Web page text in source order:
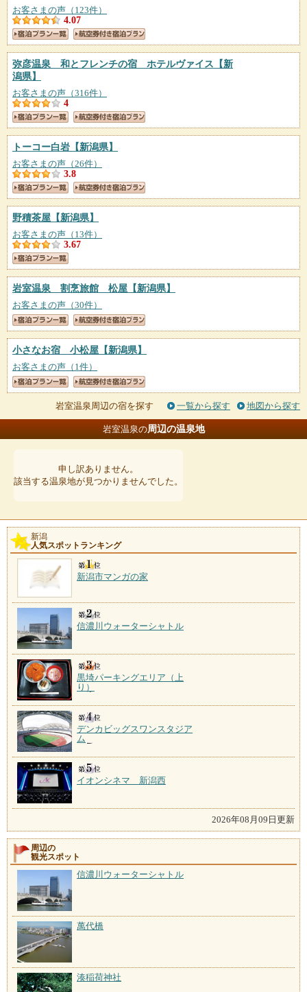
お客さまの声（123件）
4.07
弥彦温泉 和とフレンチの宿 ホテルヴァイス 【新
潟県】
お客さまの声（316件）
4
トーコー白岩 【新潟県】
お客さまの声（26件）
3.8
野積茶屋 【新潟県】
お客さまの声（13件）
3.67
岩室温泉 割烹旅館 松屋 【新潟県】
お客さまの声（30件）
小さなお宿 小松屋 【新潟県】
お客さまの声（1件）
岩室温泉周辺の宿を探す 一覧から探す 地図から探す
岩室温泉の周辺の温泉地
申し訳ありません。
該当する温泉地が見つかりませんでした。
新潟
人気スポットランキング
新潟市マンガの家
信濃川ウォーターシャトル
黒埼パーキングエリア（上
り）
デンカビッグスワンスタジア
ム
イオンシネマ 新潟西
2026年08月09日更新
周辺の
観光スポット
信濃川ウォーターシャトル
萬代橋
湊稲荷神社